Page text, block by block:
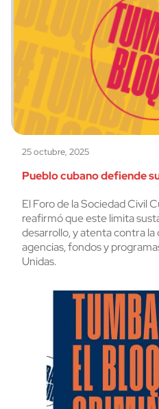
25 octubre, 2025
Pueblo cubano defiende
El Foro de la Sociedad Civil
reafirmó que este limita
desarrollo, y atenta contra
agencias, fondos y
Unidas.